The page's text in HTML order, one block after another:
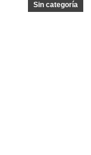
Sin categoría